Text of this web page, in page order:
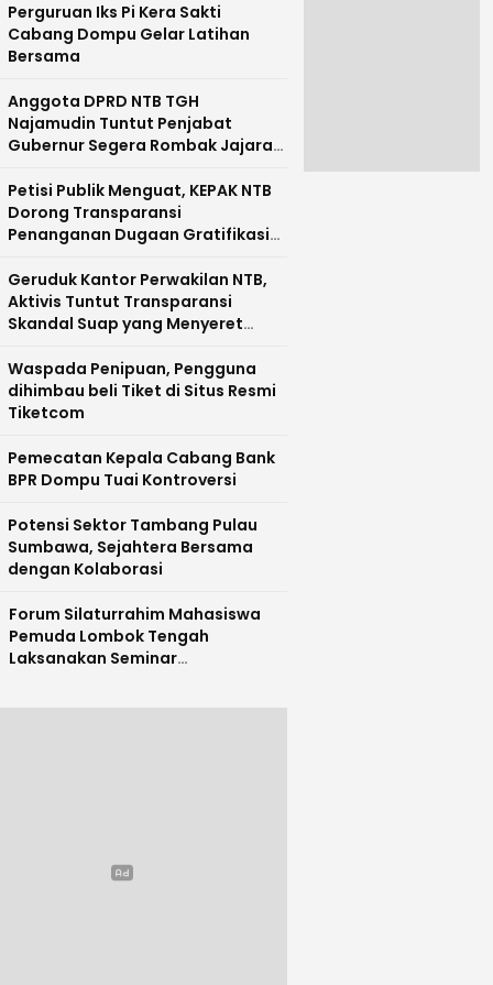
Perguruan Iks Pi Kera Sakti
Cabang Dompu Gelar Latihan
Bersama
Anggota DPRD NTB TGH
Najamudin Tuntut Penjabat
Gubernur Segera Rombak Jajaran
Petisi Publik Menguat, KEPAK NTB
Dorong Transparansi
Penanganan Dugaan Gratifikasi
Geruduk Kantor Perwakilan NTB,
Aktivis Tuntut Transparansi
Skandal Suap yang Menyeret
Waspada Penipuan, Pengguna
dihimbau beli Tiket di Situs Resmi
Tiketcom
Pemecatan Kepala Cabang Bank
BPR Dompu Tuai Kontroversi
Potensi Sektor Tambang Pulau
Sumbawa, Sejahtera Bersama
dengan Kolaborasi
Forum Silaturrahim Mahasiswa
Pemuda Lombok Tengah
Laksanakan Seminar